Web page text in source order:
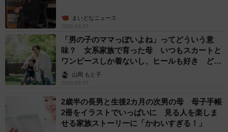
さっそうと飛び立っていくカワセミさん（画像提供：ポークジンジャー
さん
まいどなニュース
2026.08.07
「男の子のママっぽいよね」ってどういう意
味？ 女系家族で育った母 いつもスカートと
ワンピースしか着ないし、ヒールも好き どの
へんが…
山岡 もと子
2026.08.07
2歳半の長男と生後2カ月の次男の母 母子手帳
2冊をイラストでいっぱいに 見る人を楽しま
せる家族ストーリーに「かわいすぎる！」